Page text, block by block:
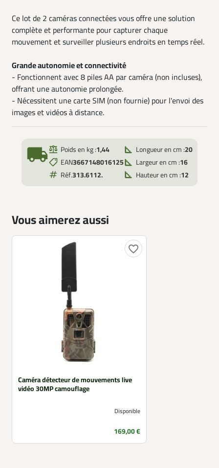
Ce lot de 2 caméras connectées vous offre une solution
complète et performante pour capturer chaque
mouvement et surveiller plusieurs endroits en temps réel.
Grande autonomie et connectivité
- Fonctionnent avec 8 piles AA par caméra (non incluses),
offrant une autonomie prolongée.
- Nécessitent une carte SIM (non fournie) pour l'envoi des
images et vidéos à distance.
local_shipping Poids en kg :1,44
EAN3667148016125
Réf.313.6112.
Longueur en cm :20
Largeur en cm :16
Hauteur en cm :12
Vous aimerez aussi
favorite_border
Caméra détecteur de mouvements live
vidéo 30MP camouflage
Disponible
Prix
169,00 €